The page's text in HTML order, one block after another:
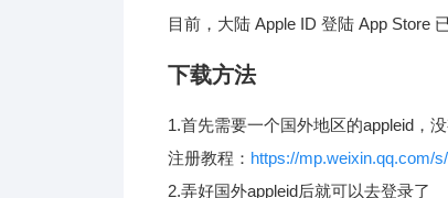
目前，大陆 Apple ID 登陆 App Store
下载方法
1.首先需要一个国外地区的appleid，
注册教程： https://mp.weixin.qq.com/
2.弄好国外appleid后就可以去登录了